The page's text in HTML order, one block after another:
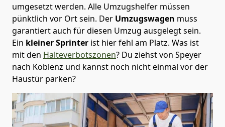
umgesetzt werden. Alle Umzugshelfer müssen
pünktlich vor Ort sein. Der Umzugswagen muss
garantiert auch für diesen Umzug ausgelegt sein.
Ein kleiner Sprinter ist hier fehl am Platz. Was ist
mit den Halteverbotszonen? Du ziehst von Speyer
nach Koblenz und kannst noch nicht einmal vor der
Haustür parken?